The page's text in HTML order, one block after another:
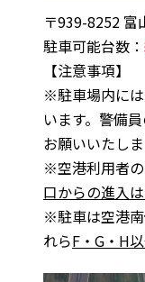
〒939-8252 富
駐車可能台数：
【注意事項】
※駐車場内に
います。警備
お願いいたしま
※空港利用者の
口からの進入
※駐車は空港
れらF・G・H